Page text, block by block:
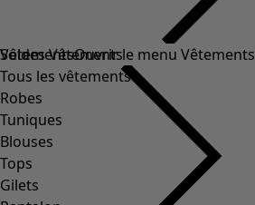
Soldes Vêtements
Tous les vêtements
Robes
Tuniques
Blouses
Tops
Gilets
VêtementsOuvrir le menu Vêtements